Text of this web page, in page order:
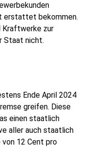
erstattet bekommen.
Kraftwerke zur
Staat nicht.
Ende April 2024
greifen. Diese
einen staatlich
aller auch staatlich
12 Cent pro